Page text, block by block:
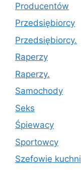
Producentów
Przedsiębiorcy
Przedsiębiorcy.
Raperzy
Raperzy.
Samochody
Seks
Śpiewacy
Sportowcy
Szefowie kuchni